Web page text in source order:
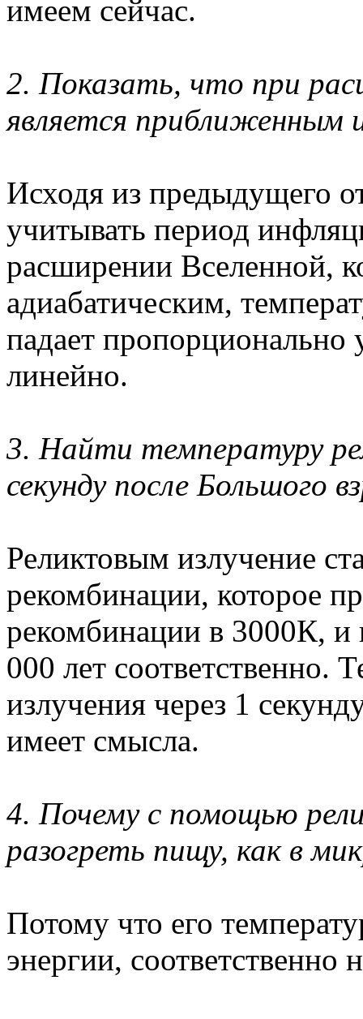
имеем сейчас.
2. Показать, что при
является приближенным
Исходя из предыдущего
учитывать период
расширении Вселенной,
адиабатическим,
падает пропорционально
линейно.
3. Найти температуру
секунду после Большого
Реликтовым излучение
рекомбинации, которое
рекомбинации в 3000К, и
000 лет соответственно.
излучения через 1
имеет смысла.
4. Почему с помощью
разогреть пищу, как в
Потому что его
энергии, соответственно